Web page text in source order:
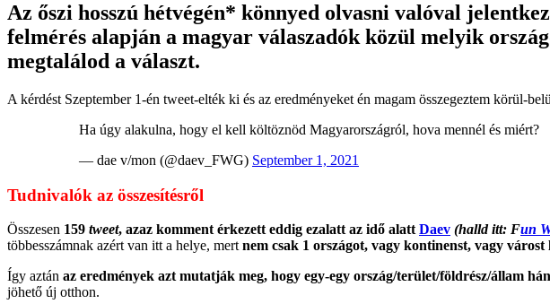
Az őszi hosszú hétvégén* könnyed olvasni valóval
felmérés alapján a magyar válaszadók közül melyik
megtalálod a választ.
A kérdést Szeptember 1-én tweet-elték ki és az eredményeket én magam összegeztem körül-
Ha úgy alakulna, hogy el kell költöznöd Magyarországról, hova mennél és miért?
— dae v/mon (@daev_FWG) September 1, 2021
Tudnivalók az összesítésről
Összesen 159 tweet, azaz komment érkezett eddig ezalatt az idő alattDaev (halld itt: Fun
többesszámnak azért van itt a helye, mertnem csak 1 országot, vagy kontinenst, vagy
Így aztán az eredmények azt mutatják meg, hogy egy-egy ország/terület/földrész/állam
jöhető új otthon.